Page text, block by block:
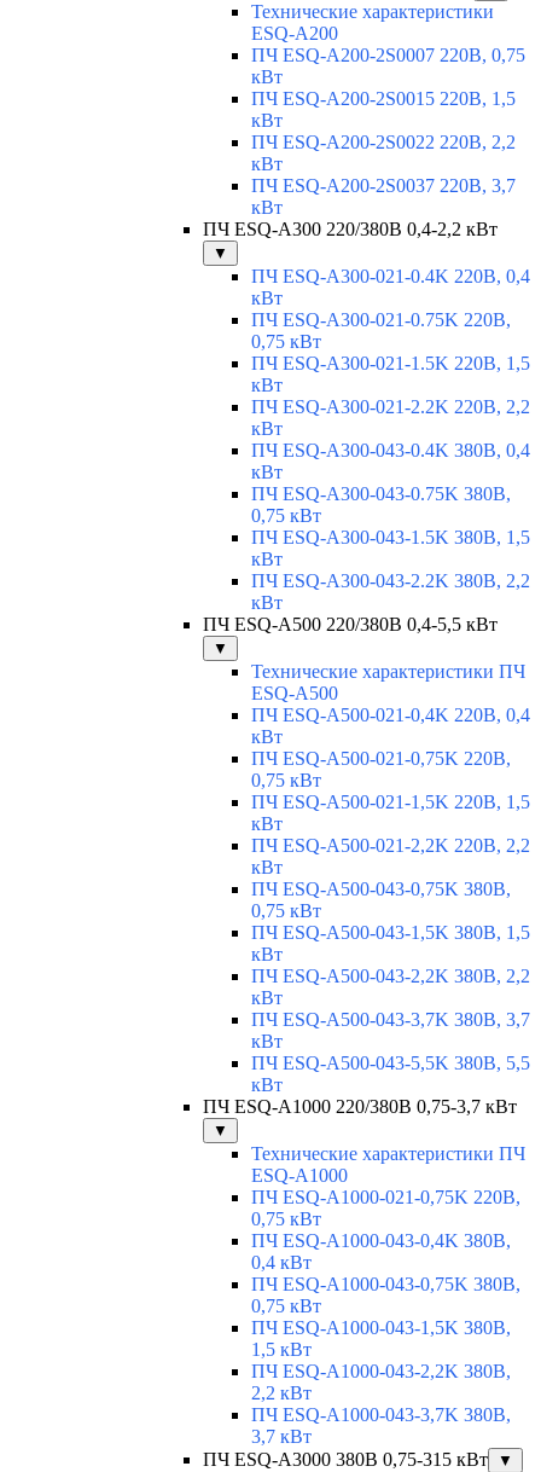
Технические характеристики
ESQ-A200
ПЧ ESQ-A200-2S0007 220В, 0,75
кВт
ПЧ ESQ-A200-2S0015 220В, 1,5
кВт
ПЧ ESQ-A200-2S0022 220В, 2,2
кВт
ПЧ ESQ-A200-2S0037 220В, 3,7
кВт
ПЧ ESQ-A300 220/380В 0,4-2,2 кВт
▼
ПЧ ESQ-A300-021-0.4K 220В, 0,4
кВт
ПЧ ESQ-A300-021-0.75K 220В,
0,75 кВт
ПЧ ESQ-A300-021-1.5K 220В, 1,5
кВт
ПЧ ESQ-A300-021-2.2K 220В, 2,2
кВт
ПЧ ESQ-A300-043-0.4K 380В, 0,4
кВт
ПЧ ESQ-A300-043-0.75K 380В,
0,75 кВт
ПЧ ESQ-A300-043-1.5K 380В, 1,5
кВт
ПЧ ESQ-A300-043-2.2K 380В, 2,2
кВт
ПЧ ESQ-A500 220/380В 0,4-5,5 кВт
▼
Технические характеристики ПЧ
ESQ-A500
ПЧ ESQ-A500-021-0,4K 220В, 0,4
кВт
ПЧ ESQ-A500-021-0,75K 220В,
0,75 кВт
ПЧ ESQ-A500-021-1,5K 220В, 1,5
кВт
ПЧ ESQ-A500-021-2,2K 220В, 2,2
кВт
ПЧ ESQ-A500-043-0,75K 380В,
0,75 кВт
ПЧ ESQ-A500-043-1,5K 380В, 1,5
кВт
ПЧ ESQ-A500-043-2,2K 380В, 2,2
кВт
ПЧ ESQ-A500-043-3,7K 380В, 3,7
кВт
ПЧ ESQ-A500-043-5,5K 380В, 5,5
кВт
ПЧ ESQ-A1000 220/380В 0,75-3,7 кВт
▼
Технические характеристики ПЧ
ESQ-A1000
ПЧ ESQ-A1000-021-0,75K 220В,
0,75 кВт
ПЧ ESQ-A1000-043-0,4K 380В,
0,4 кВт
ПЧ ESQ-A1000-043-0,75K 380В,
0,75 кВт
ПЧ ESQ-A1000-043-1,5K 380В,
1,5 кВт
ПЧ ESQ-A1000-043-2,2K 380В,
2,2 кВт
ПЧ ESQ-A1000-043-3,7K 380В,
3,7 кВт
ПЧ ESQ-A3000 380В 0,75-315 кВт
▼